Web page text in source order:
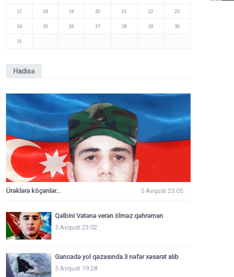
17 18 19 20 21 22 23
24 25 26 27 28 29 30
31
Hadisə
Ürəklərə köçənlər... 5 Avqust 23:05
Qəlbini Vətənə verən ölməz qəhrəman
5 Avqust 23:02
Gəncədə yol qəzasında 3 nəfər xəsarət alıb
5 Avqust 19:28